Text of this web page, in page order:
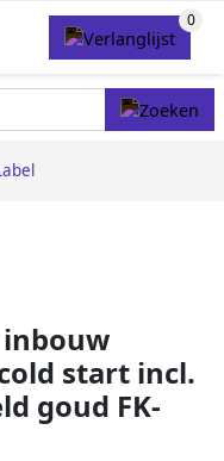
inbouw
start incl.
goud FK-